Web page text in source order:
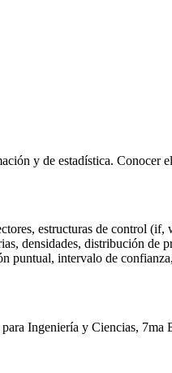
y de estadística. Conocer
estructuras de control
densidades, distribución de
puntual, intervalo de
Ingeniería y Ciencias, 7ma